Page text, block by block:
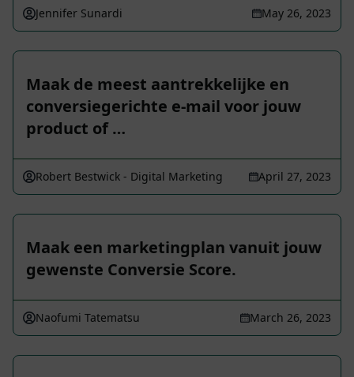
Jennifer Sunardi May 26, 2023
Maak de meest aantrekkelijke en
conversiegerichte e-mail voor jouw
product of …
Robert Bestwick - Digital Marketing April 27, 2023
Maak een marketingplan vanuit jouw
gewenste Conversie Score.
Naofumi Tatematsu March 26, 2023